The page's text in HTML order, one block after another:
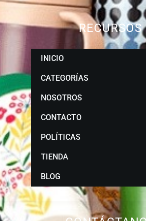
RECURSOS
INICIO
CATEGORÍAS
NOSOTROS
CONTACTO
POLÍTICAS
TIENDA
BLOG